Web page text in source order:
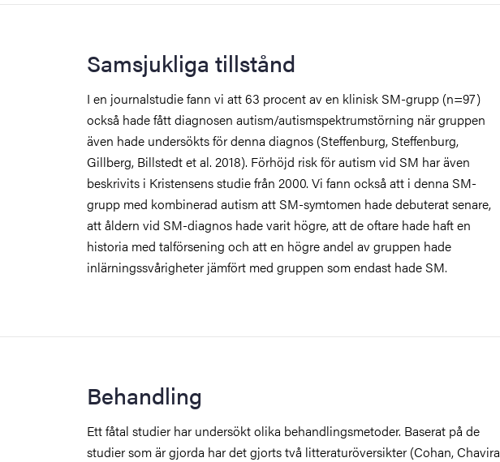
Samsjukliga tillstånd
I en journalstudie fann vi att 63 procent av en klinisk SM-grupp (n=97)
också hade fått diagnosen autism/autismspektrumstörning när gruppen
även hade undersökts för denna diagnos (Steffenburg, Steffenburg,
Gillberg, Billstedt et al. 2018). Förhöjd risk för autism vid SM har även
beskrivits i Kristensens studie från 2000. Vi fann också att i denna SM-
grupp med kombinerad autism att SM-symtomen hade debuterat senare,
att åldern vid SM-diagnos hade varit högre, att de oftare hade haft en
historia med talförsening och att en högre andel av gruppen hade
inlärningssvårigheter jämfört med gruppen som endast hade SM.
Behandling
Ett fåtal studier har undersökt olika behandlingsmetoder. Baserat på de
studier som är gjorda har det gjorts två litteraturöversikter (Cohan, Chavira